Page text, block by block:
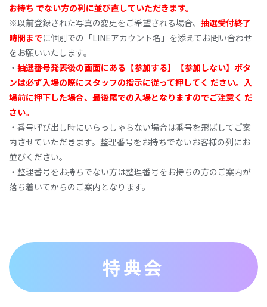
お持ち でない⽅の列に並び直していただきます。
※以前登録された写真の変更をご希望される場合、 抽選受付終了
時間までに個別での「LINEアカウント名」を添えてお問い合わせ
をお願いいたします。
‧ 抽選番号発表後の画⾯にある【参加する】【参加 しない】ボタ
ンは必ず⼊場の際にスタッフの指⽰に従って押 してく ださい。⼊
場前に押下した場合、最後尾での⼊場となりますのでご注意く だ
さ い。
‧番号呼び出し時にいらっしゃらない場合は番号を⾶ばしてご案
内させていただきます。整理番号をお持ちでないお客様の列にお
並びください。
‧整理番号をお持ちでない⽅は整理番号をお持ちの⽅のご案内が
落ち着いてからのご案内となります。
特典会